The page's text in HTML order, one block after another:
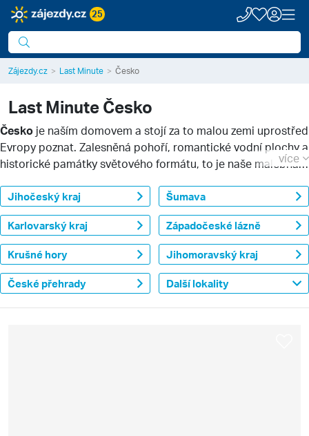
25
Zájezdy.cz Last Minute Česko
Last MinuteČesko
Česko je naším domovem a stojí za to malou zemi uprostřed
Evropy poznat. Zalesněná pohoří, romantické vodní plochy a
historické památky světového formátu, to je naše malebná
Česku a pojďte sbírat fascinující zážitky, které zahřejí u
srdce.
více
Jihočeský kraj Šumava
Karlovarský kraj Západočeské lázně
Krušné hory Jihomoravský kraj
České přehrady Další lokality